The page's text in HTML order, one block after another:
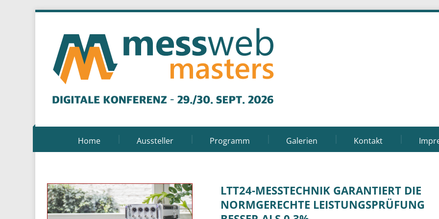
Home Aussteller Programm Galerien Kontakt
LTT24-MESSTECHNIK GARANTIERT DIE
NORMGERECHTE LEISTUNGSPRÜFUNG